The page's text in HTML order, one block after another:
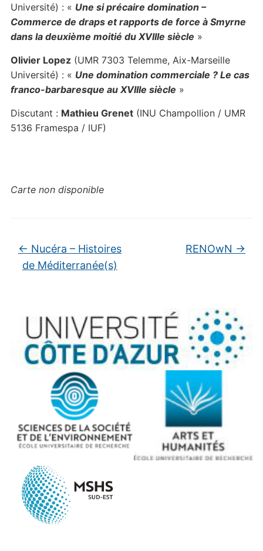
Université) : « Une si précaire domination –
Commerce de draps et rapports de force à Smyrne
dans la deuxième moitié du XVIIIe siècle »
Olivier Lopez(UMR 7303 Telemme, Aix-Marseille
Université) : « Une domination commerciale ? Le cas
franco-barbaresque au XVIIIe siècle »
Discutant : Mathieu Grenet(INU Champollion / UMR
5136 Framespa / IUF)
Carte non disponible
← Nucéra – Histoires
de Méditerranée(s)
RENOwN →